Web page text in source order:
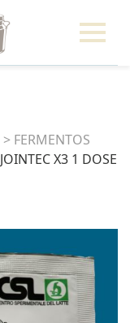
> FERMENTOS
JOINTEC X3 1 DOSE